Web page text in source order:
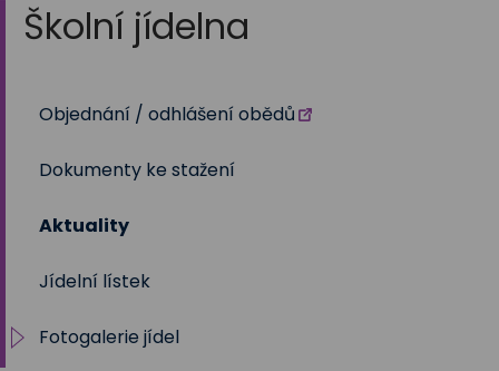
Školní jídelna
Objednání / odhlášení obědů
Dokumenty ke stažení
Aktuality
Jídelní lístek
Fotogalerie jídel